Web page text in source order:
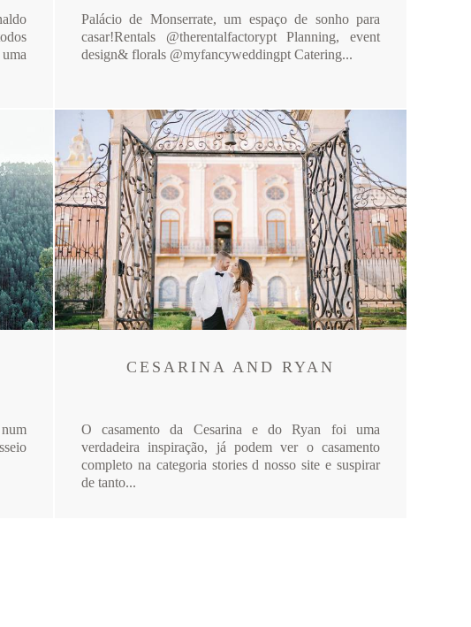
Palácio de Monserrate, um espaço de sonho para
casar!Rentals @therentalfactorypt Planning, event
design& florals @myfancyweddingpt Catering...
CESARINA AND RYAN
O casamento da Cesarina e do Ryan foi uma
verdadeira inspiração, já podem ver o casamento
completo na categoria stories d nosso site e suspirar
de tanto...